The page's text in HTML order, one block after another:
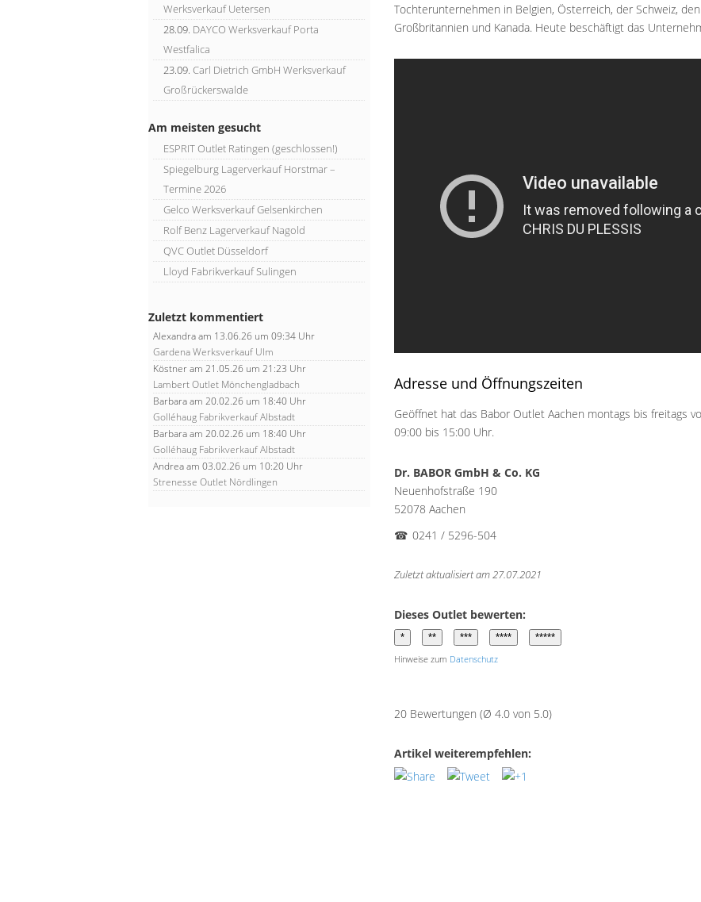
Tochterunternehmen in Belgien, Österreich, der Schweiz,
Großbritannien und Kanada. Heute beschäftigt das
Adresse und Öffnungszeiten
Geöffnet hat das Babor Outlet Aachen montags bis freitags
09:00 bis 15:00 Uhr.
Dr. BABOR GmbH & Co. KG
Neuenhofstraße 190
52078 Aachen
☎ 0241 / 5296-504
Zuletzt aktualisiert am 27.07.2021
Dieses Outlet bewerten:
Hinweise zum Datenschutz
20 Bewertungen (Ø 4.0 von 5.0)
Artikel weiterempfehlen:
Werksverkauf Uetersen
28.09. DAYCO Werksverkauf Porta
Westfalica
23.09. Carl Dietrich GmbH Werksverkauf
Großrückerswalde
Am meisten gesucht
ESPRIT Outlet Ratingen (geschlossen!)
Spiegelburg Lagerverkauf Horstmar –
Termine 2026
Gelco Werksverkauf Gelsenkirchen
Rolf Benz Lagerverkauf Nagold
QVC Outlet Düsseldorf
Lloyd Fabrikverkauf Sulingen
Zuletzt kommentiert
Alexandraam 13.06.26 um 09:34 Uhr
Gardena Werksverkauf Ulm
Köstneram 21.05.26 um 21:23 Uhr
Lambert Outlet Mönchengladbach
Barbaraam 20.02.26 um 18:40 Uhr
Golléhaug Fabrikverkauf Albstadt
Barbaraam 20.02.26 um 18:40 Uhr
Golléhaug Fabrikverkauf Albstadt
Andreaam 03.02.26 um 10:20 Uhr
Strenesse Outlet Nördlingen